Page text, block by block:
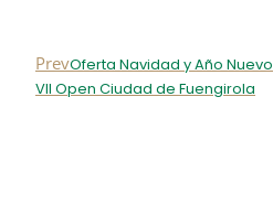
PrevOferta Navidad y Año Nuevo
VII Open Ciudad de Fuengirola